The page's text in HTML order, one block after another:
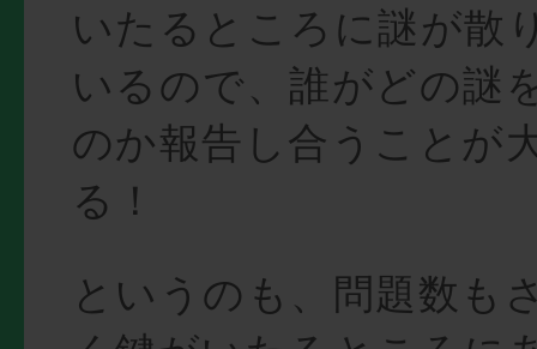
いたるところに謎が散
いるので、誰がどの謎
のか報告し合うことが
る！
というのも、問題数も